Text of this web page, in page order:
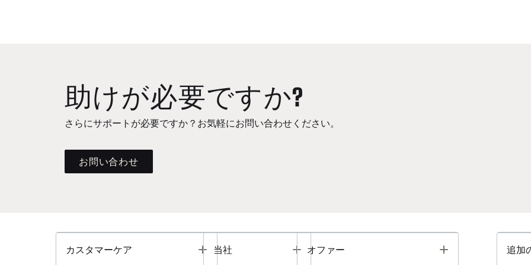
助けが必要ですか?
さらにサポートが必要ですか？お気軽にお問い合わせください。
お問い合わせ
カスタマーケア Toggle
当社 Toggle
オファー Toggle 追加